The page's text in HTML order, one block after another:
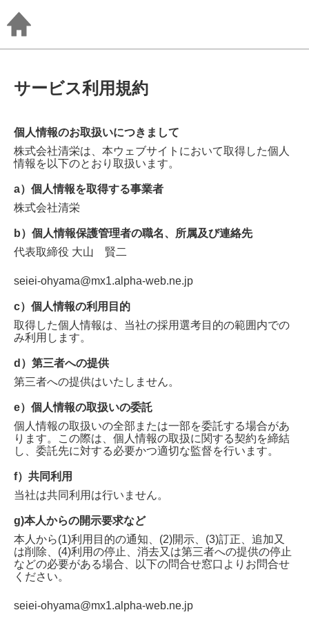
サービス利用規約
個人情報のお取扱いにつきまして
株式会社清栄は、本ウェブサイトにおいて取得した個人
情報を以下のとおり取扱います。
a）個人情報を取得する事業者
株式会社清栄
b）個人情報保護管理者の職名、所属及び連絡先
代表取締役 大山 賢二
seiei-ohyama@mx1.alpha-web.ne.jp
c）個人情報の利用目的
取得した個人情報は、当社の採用選考目的の範囲内での
み利用します。
d）第三者への提供
第三者への提供はいたしません。
e）個人情報の取扱いの委託
個人情報の取扱いの全部または一部を委託する場合があ
ります。この際は、個人情報の取扱に関する契約を締結
し、委託先に対する必要かつ適切な監督を行います。
f）共同利用
当社は共同利用は行いません。
g)本人からの開示要求など
本人から(1)利用目的の通知、(2)開示、(3)訂正、追加又
は削除、(4)利用の停止、消去又は第三者への提供の停止
などの必要がある場合、以下の問合せ窓口よりお問合せ
ください。
seiei-ohyama@mx1.alpha-web.ne.jp